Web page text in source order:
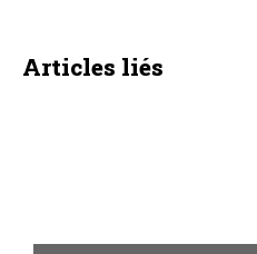
Articles liés